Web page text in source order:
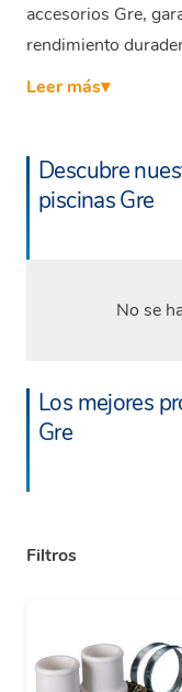
accesorios Gre,
rendimiento
Leer más▾
Descubre
piscinas Gre
No se
Los mejores
Gre
Filtros